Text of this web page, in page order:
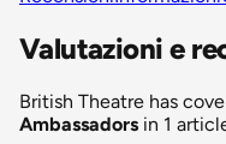
Valutazioni e
British Theatre has
Ambassadors in 1